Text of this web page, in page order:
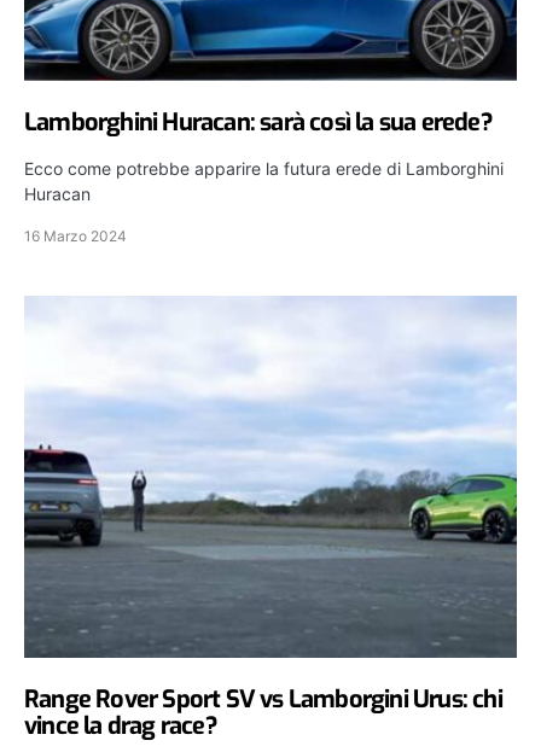
Lamborghini Huracan: sarà così la sua erede?
Ecco come potrebbe apparire la futura erede di Lamborghini
Huracan
16 Marzo 2024
Range Rover Sport SV vs Lamborgini Urus: chi
vince la drag race?